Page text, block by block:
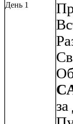
День 1